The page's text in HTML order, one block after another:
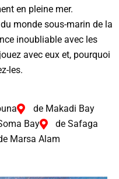
en pleine mer.
monde sous-marin de la
inoubliable avec les
avec eux et, pourquoi
les.
de Makadi Bay
Bay
de Safaga
Marsa Alam